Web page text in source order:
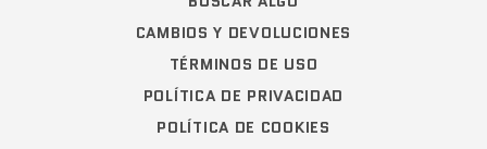
CAMBIOS Y DEVOLUCIONES
TÉRMINOS DE USO
POLÍTICA DE PRIVACIDAD
POLÍTICA DE COOKIES